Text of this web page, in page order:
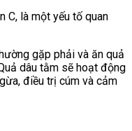
C, là một yếu tố quan
gặp phải và ăn quả
dâu tằm sẽ hoạt động
điều trị cúm và cảm